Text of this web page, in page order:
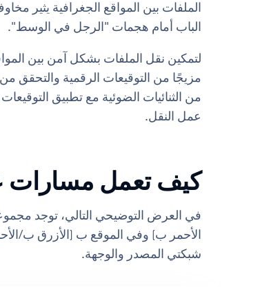
الملفات بين المواقع الجغرافية يثير
الباب أمام هجمات "الرجل في الوسط".
من الثنائيات الضوئية مع تطبيق
عمل النقل.
كيف تعمل مسارات
في العرض التوضيحي التالي، توجد
الأحمر ب) وفي الموقع ب (الأزرق ب/
شبكتي المصدر والوجهة.